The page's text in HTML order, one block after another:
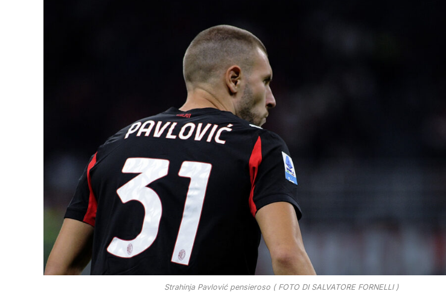
Strahinja Pavlović pensieroso ( FOTO DI SALVATORE FORNELLI )